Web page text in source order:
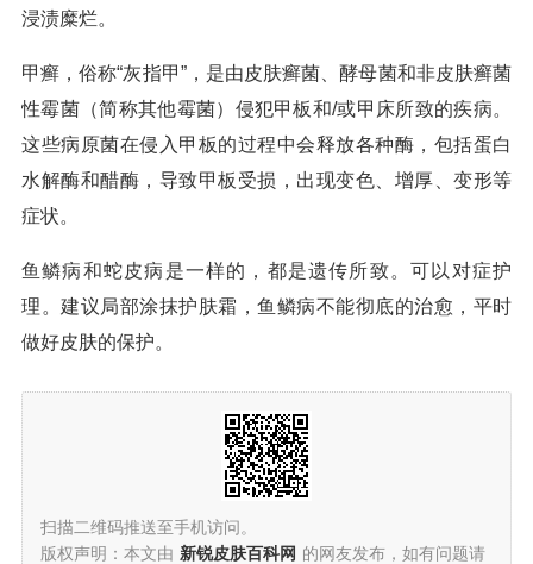
浸渍糜烂。
甲癣，俗称“灰指甲”，是由皮肤癣菌、酵母菌和非皮肤癣菌
性霉菌（简称其他霉菌）侵犯甲板和/或甲床所致的疾病。
这些病原菌在侵入甲板的过程中会释放各种酶，包括蛋白
水解酶和醋酶，导致甲板受损，出现变色、增厚、变形等
症状。
鱼鳞病和蛇皮病是一样的，都是遗传所致。可以对症护
理。建议局部涂抹护肤霜，鱼鳞病不能彻底的治愈，平时
做好皮肤的保护。
扫描二维码推送至手机访问。
版权声明：本文由 新锐皮肤百科网 的网友发布，如有问题请